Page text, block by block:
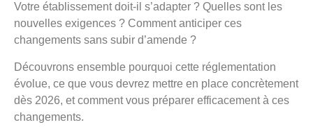
Votre établissement doit-il s’adapter ? Quelles sont les
nouvelles exigences ? Comment anticiper ces
changements sans subir d’amende ?
Découvrons ensemble pourquoi cette réglementation
évolue, ce que vous devrez mettre en place concrètement
dès 2026, et comment vous préparer efficacement à ces
changements.